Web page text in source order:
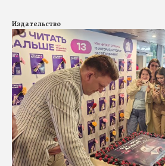
Издательство